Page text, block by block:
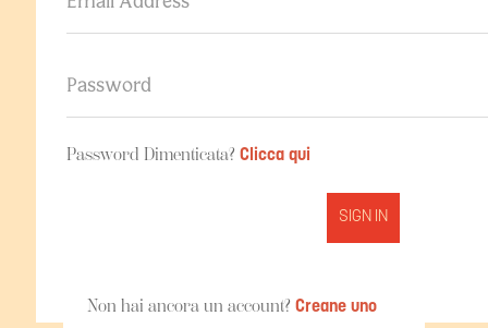
Password Dimenticata? Clicca qui
Non hai ancora un account? Creane uno